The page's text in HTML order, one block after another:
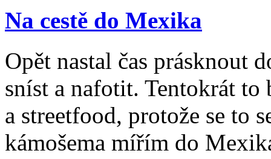
Na cestě do Mexika
Opět nastal čas prásknout
sníst a nafotit. Tentokrát
a streetfood, protože se to
kámošema mířím do